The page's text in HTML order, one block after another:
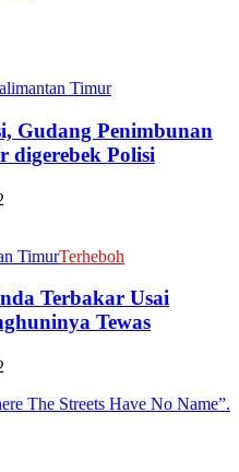
Timur
Gudang Penimbunan
digerebek Polisi
TimurTerheboh
Terbakar Usai
Tewas